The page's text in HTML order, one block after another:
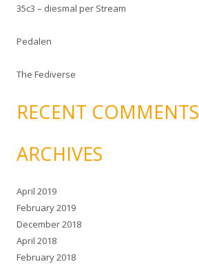
:35c3 – diesmal per Stream
Pedalen
The Fediverse
RECENT COMMENTS
ARCHIVES
April 2019
February 2019
December 2018
April 2018
February 2018